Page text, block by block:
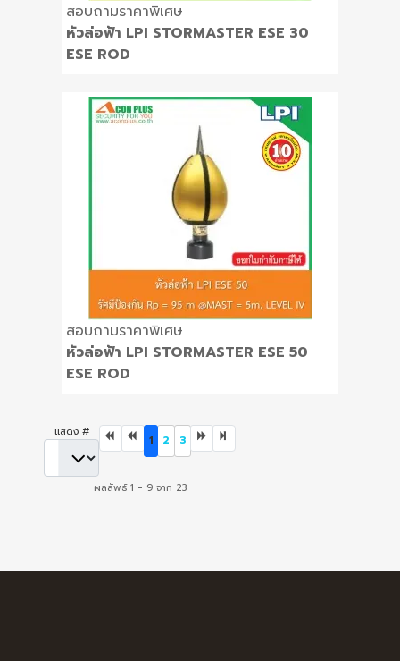
สอบถามราคาพิเศษ
หัวล่อฟ้า LPI STORMASTER ESE 30
ESE ROD
สอบถามราคาพิเศษ
หัวล่อฟ้า LPI STORMASTER ESE 50
ESE ROD
แสดง #
1 2 3
ผลลัพธ์ 1 - 9 จาก 23